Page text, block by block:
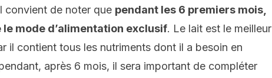
convient de noter que pendant les 6 premiers mois,
mode d’alimentation exclusif. Le lait est le meilleur
il contient tous les nutriments dont il a besoin en
après 6 mois, il sera important de compléter